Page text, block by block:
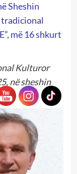
Sheshin
tradicional
më 16 shkurt
Kulturor
në sheshin